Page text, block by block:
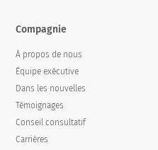
Compagnie
À propos de nous
Équipe exécutive
Dans les nouvelles
Témoignages
Conseil consultatif
Carrières